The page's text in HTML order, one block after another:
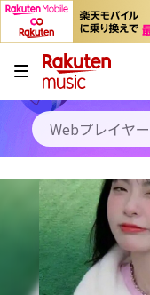
キャンペーン
料金プラン
使い方
初回30日間無料お